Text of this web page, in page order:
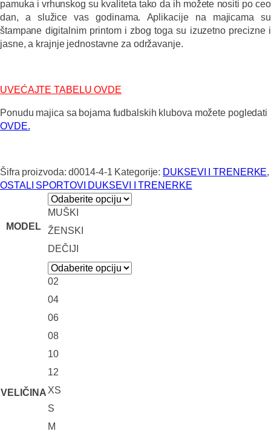
pamuka i vrhunskog su kvaliteta tako da ih možete nositi po ceo
dan, a služice vas godinama. Aplikacije na majicama su
štampane digitalnim printom i zbog toga su izuzetno precizne i
jasne, a krajnje jednostavne za održavanje.
UVEĆAJTE TABELUOVDE
Ponudu majica sa bojama fudbalskih klubova možete pogledati
OVDE.
Šifra proizvoda:d0014-4-1 Kategorije: DUKSEVI I TRENERKE,
OSTALI SPORTOVI DUKSEVI I TRENERKE
MODEL
MUŠKI
ŽENSKI
DEČIJI
VELIČINA
02
04
06
08
10
12
XS
S
M